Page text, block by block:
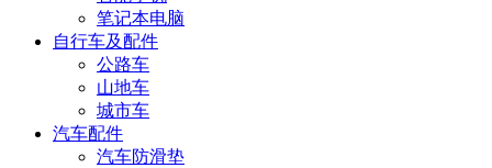
笔记本电脑
自行车及配件
公路车
山地车
城市车
汽车配件
汽车防滑垫